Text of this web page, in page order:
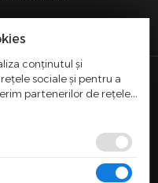
Comertului:
Adresa: Str.
POLITICA COOKIES
conținutul și
sociale și pentru a
partenerilor de rețele
cu privire la
le pot combina cu
în urma folosirii